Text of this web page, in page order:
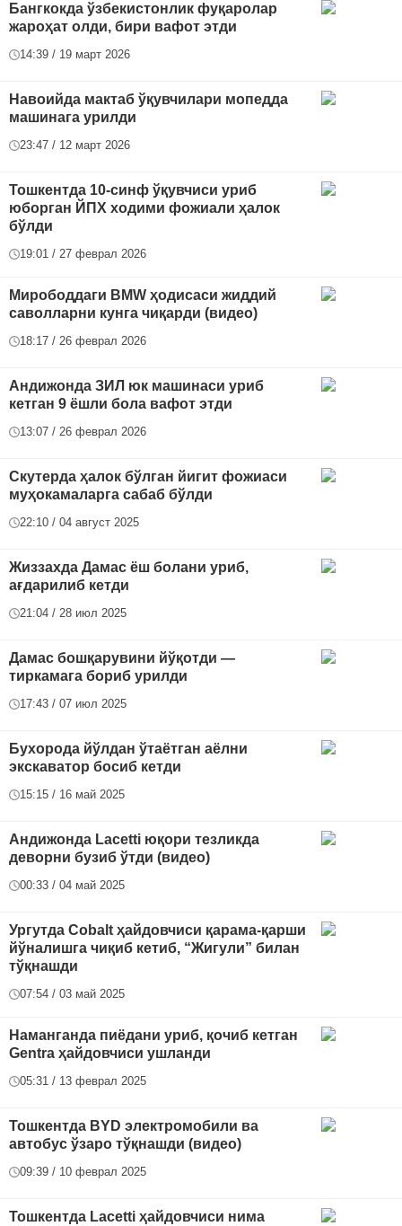
Бангкокда ўзбекистонлик фуқаролар
жароҳат олди, бири вафот этди
14:39 / 19 март 2026
Навоийда мактаб ўқувчилари мопедда
машинага урилди
23:47 / 12 март 2026
Тошкентда 10-синф ўқувчиси уриб
юборган ЙПХ ходими фожиали ҳалок
бўлди
19:01 / 27 феврал 2026
Мирободдаги BMW ҳодисаси жиддий
саволларни кунга чиқарди (видео)
18:17 / 26 феврал 2026
Андижонда ЗИЛ юк машинаси уриб
кетган 9 ёшли бола вафот этди
13:07 / 26 феврал 2026
Скутерда ҳалок бўлган йигит фожиаси
муҳокамаларга сабаб бўлди
22:10 / 04 август 2025
Жиззахда Дамас ёш болани уриб,
ағдарилиб кетди
21:04 / 28 июл 2025
Дамас бошқарувини йўқотди —
тиркамага бориб урилди
17:43 / 07 июл 2025
Бухорода йўлдан ўтаётган аёлни
экскаватор босиб кетди
15:15 / 16 май 2025
Андижонда Lacetti юқори тезликда
деворни бузиб ўтди (видео)
00:33 / 04 май 2025
Ургутда Cobalt ҳайдовчиси қарама-қарши
йўналишга чиқиб кетиб, “Жигули” билан
тўқнашди
07:54 / 03 май 2025
Наманганда пиёдани уриб, қочиб кетган
Gentra ҳайдовчиси ушланди
05:31 / 13 феврал 2025
Тошкентда BYD электромобили ва
автобус ўзаро тўқнашди (видео)
09:39 / 10 феврал 2025
Тошкентда Lacetti ҳайдовчиси нима